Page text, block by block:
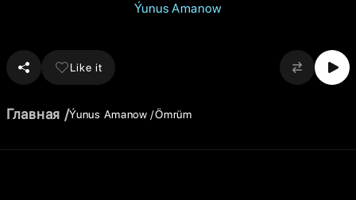
Ýunus Amanow
Like it
Главная Ýunus Amanow Ömrüm